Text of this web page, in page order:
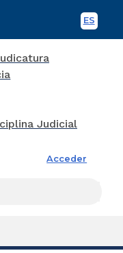
ES
Acceder